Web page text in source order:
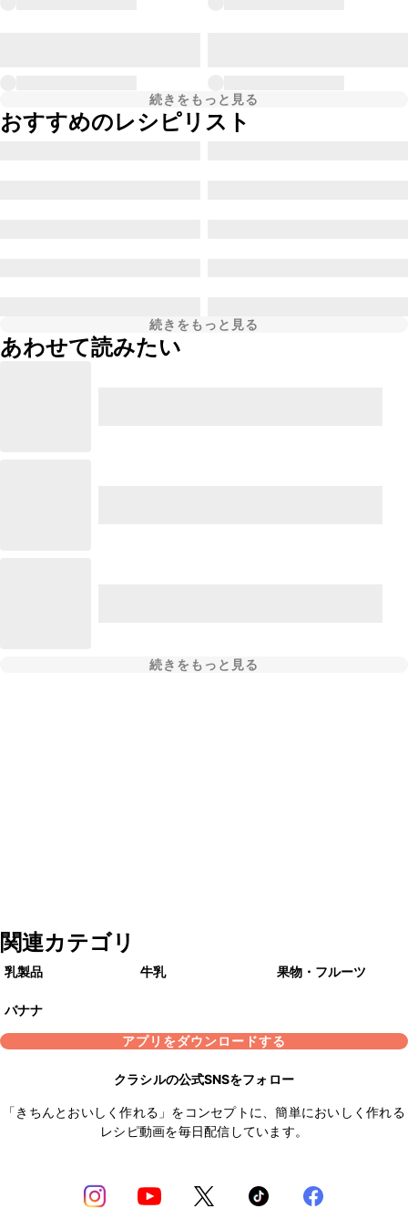
続きをもっと見る
おすすめのレシピリスト
続きをもっと見る
あわせて読みたい
続きをもっと見る
関連カテゴリ
乳製品 牛乳 果物・フルーツ
バナナ
アプリをダウンロードする
クラシルの公式SNSをフォロー
「きちんとおいしく作れる」をコンセプトに、簡単においしく作れる
レシピ動画を毎日配信しています。